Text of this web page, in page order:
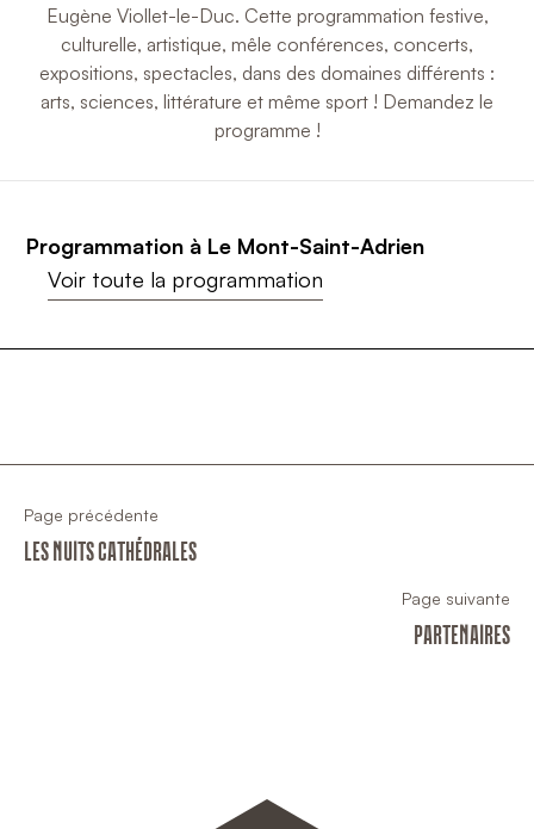
Eugène Viollet-le-Duc. Cette programmation festive,
culturelle, artistique, mêle conférences, concerts,
expositions, spectacles, dans des domaines différents :
arts, sciences, littérature et même sport ! Demandez le
programme !
Programmation à Le Mont-Saint-Adrien
Voir toute la programmation
Page précédente
LES NUITS CATHÉDRALES
Page suivante
PARTENAIRES